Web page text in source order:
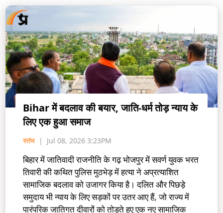
Bihar में बदलाव की बयार, जाति-धर्म तोड़ न्याय के
लिए एक हुआ समाज
स्तंभ Jul 08, 2026 3:23PM
बिहार में जातिवादी राजनीति के गढ़ भोजपुर में सवर्ण युवक भरत
तिवारी की कथित पुलिस मुठभेड़ में हत्या ने अप्रत्याशित
सामाजिक बदलाव को उजागर किया है। दलित और पिछड़े
समुदाय भी न्याय के लिए सड़कों पर उतर आए हैं, जो राज्य में
पारंपरिक जातिगत दीवारों को तोड़ते हुए एक नए सामाजिक